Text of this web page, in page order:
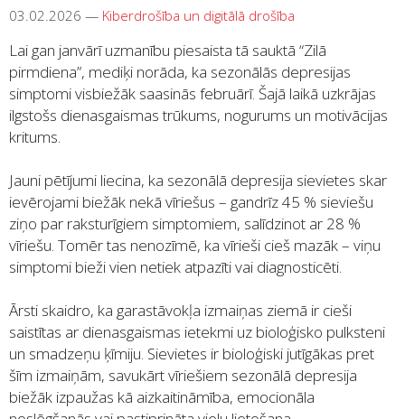
03.02.2026 — Kiberdrošība un digitālā drošība
Lai gan janvārī uzmanību piesaista tā sauktā “Zilā
pirmdiena”, mediķi norāda, ka sezonālās depresijas
simptomi visbiežāk saasinās februārī. Šajā laikā uzkrājas
ilgstošs dienasgaismas trūkums, nogurums un motivācijas
kritums.
Jauni pētījumi liecina, ka sezonālā depresija sievietes skar
ievērojami biežāk nekā vīriešus – gandrīz 45 % sieviešu
ziņo par raksturīgiem simptomiem, salīdzinot ar 28 %
vīriešu. Tomēr tas nenozīmē, ka vīrieši cieš mazāk – viņu
simptomi bieži vien netiek atpazīti vai diagnosticēti.
Ārsti skaidro, ka garastāvokļa izmaiņas ziemā ir cieši
saistītas ar dienasgaismas ietekmi uz bioloģisko pulksteni
un smadzeņu ķīmiju. Sievietes ir bioloģiski jutīgākas pret
šīm izmaiņām, savukārt vīriešiem sezonālā depresija
biežāk izpaužas kā aizkaitināmība, emocionāla